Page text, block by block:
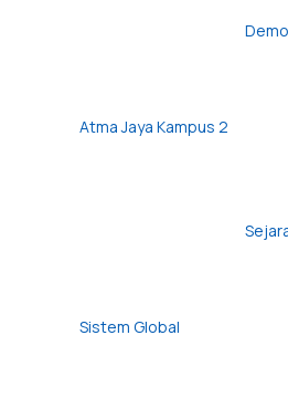
Atma Jaya Kampus 2
Sistem Global